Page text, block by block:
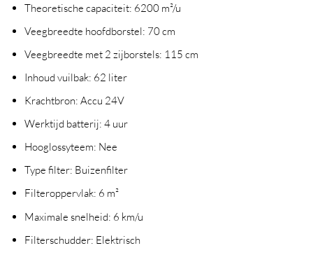
Theoretische capaciteit: 6200 m²/u
Veegbreedte hoofdborstel: 70 cm
Veegbreedte met 2 zijborstels: 115 cm
Inhoud vuilbak: 62 liter
Krachtbron: Accu 24V
Werktijd batterij: 4 uur
Hooglossyteem: Nee
Type filter: Buizenfilter
Filteroppervlak: 6 m²
Maximale snelheid: 6 km/u
Filterschudder: Elektrisch